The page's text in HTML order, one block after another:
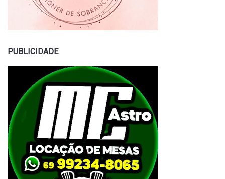
PUBLICIDADE